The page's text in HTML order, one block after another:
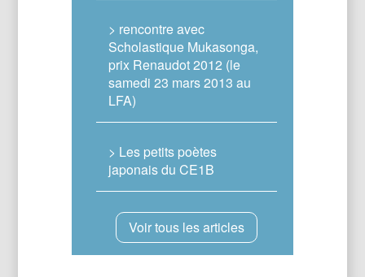
> rencontre avec
Scholastique Mukasonga,
prix Renaudot 2012 (le
samedi 23 mars 2013 au
LFA)
> Les petits poètes
japonais du CE1B
Voir tous les articles